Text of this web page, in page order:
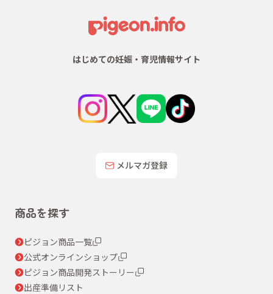
はじめての妊娠・育児情報サイト
メルマガ登録
商品を探す
ピジョン商品一覧
公式オンラインショップ
ピジョン商品開発ストーリー
出産準備リスト